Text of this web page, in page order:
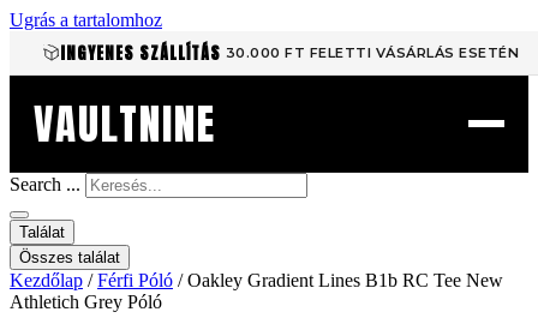
Ugrás a tartalomhoz
INGYENES SZÁLLÍTÁS 30.000 FT FELETTI VÁSÁRLÁS ESETÉN
VAULTNINE
Search ...
Találat
Összes találat
Kezdőlap /Férfi Póló / Oakley Gradient Lines B1b RC Tee New
Athletich Grey Póló